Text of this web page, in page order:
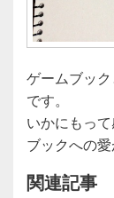
ゲームブッ
です。
いかにもっ
ブックへの
関連記事